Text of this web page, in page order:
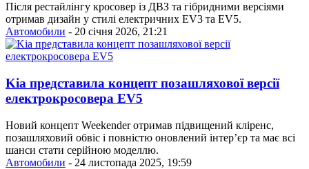
Після рестайлінгу кросовер із ДВЗ та гібридними версіями
отримав дизайн у стилі електричних EV3 та EV5.
Автомобили - 20 січня 2026, 21:21
Kia представила концепт позашляхової версії
електрокросовера EV5
Новий концепт Weekender отримав підвищений кліренс,
позашляховий обвіс і повністю оновлений інтер’єр та має всі
шанси стати серійною моделлю.
Автомобили - 24 листопада 2025, 19:59